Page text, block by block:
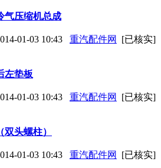
气压缩机总成
01-03 10:43 重汽配件网 [已核实]
左垫板
01-03 10:43 重汽配件网 [已核实]
（双头螺柱）
01-03 10:43 重汽配件网 [已核实]